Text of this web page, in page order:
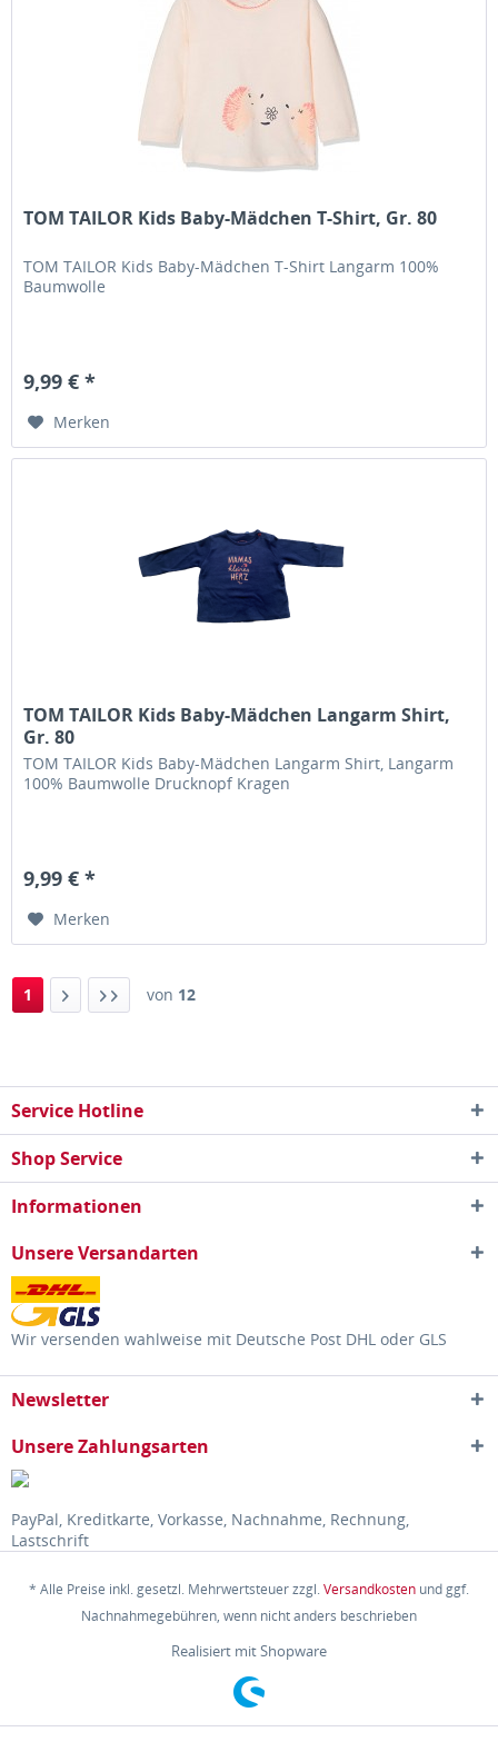
TOM TAILOR Kids Baby-Mädchen T-Shirt, Gr. 80
TOM TAILOR Kids Baby-Mädchen T-Shirt Langarm 100%
Baumwolle
9,99 € *
Merken
TOM TAILOR Kids Baby-Mädchen Langarm Shirt,
Gr. 80
TOM TAILOR Kids Baby-Mädchen Langarm Shirt, Langarm
100% Baumwolle Drucknopf Kragen
9,99 € *
Merken
1 von 12
Service Hotline
Shop Service
Informationen
Unsere Versandarten
Wir versenden wahlweise mit Deutsche Post DHL oder GLS
Newsletter
Unsere Zahlungsarten
PayPal, Kreditkarte, Vorkasse, Nachnahme, Rechnung,
Lastschrift
* Alle Preise inkl. gesetzl. Mehrwertsteuer zzgl.Versandkosten und ggf.
Nachnahmegebühren, wenn nicht anders beschrieben
Realisiert mit Shopware